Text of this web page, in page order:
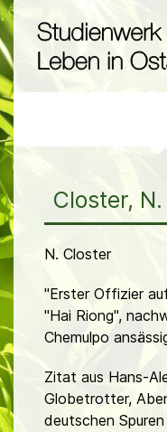
Closter, N.
N. Closter
"Erster Offizier
"Hai Riong",
Chemulpo
Zitat aus Hans-
Globetrotter,
deutschen